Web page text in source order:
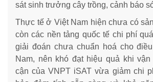
sát sinh trưởng cây trồng, cảnh báo
Thực tế ở Việt Nam hiện chưa có
còn các nền tảng quốc tế chi phí
giải đoán chưa chuẩn hoá cho
Nam, nên khó đạt hiệu quả khi
cận của VNPT iSAT vừa giảm chi